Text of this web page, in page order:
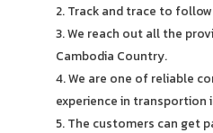
2. Track and trace to
3. We reach out all the
Cambodia Country.
4. We are one of reliable
experience in transportion
5. The customers can get